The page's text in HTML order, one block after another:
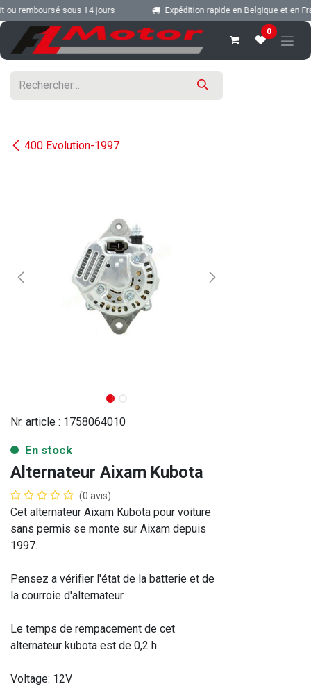
Se rendre au contenu
remboursé sous 14 jours Expédition rapide en Belgique et en
0
400 Evolution-1997
Nr. article : 1758064010
En stock
Alternateur Aixam Kubota
(0 avis)
Cet alternateur Aixam Kubota pour voiture
sans permis se monte sur Aixam depuis
1997.
Pensez a vérifier l'état de la batterie et de
la courroie d'alternateur.
Le temps de rempacement de cet
alternateur kubota est de 0,2 h.
Voltage: 12V